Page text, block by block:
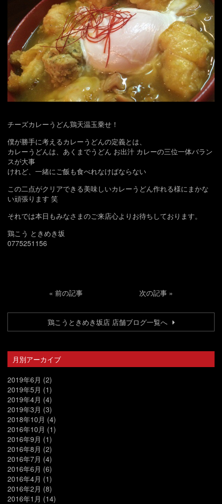
チーズカレーうどん鶏天温玉乗せ！
僕が勝手に考えるカレーうどんの定義とは、
カレーうどんは、あくまでうどん お出汁 カレーの三位一体バラン
スが大事
けれど、一緒にご飯も食べれなけばならない
この二点がクリアできる美味しいカレーうどん作れる様にまかな
い頑張ります 笑
それでは本日もみなさまのご来店心よりお待ちしております。
鶏こう ときめき坂
0775251156
« 前の記事 次の記事 »
鶏こうときめき坂店 店舗ブログ一覧へ
月別アーカイブ
2019年6月 (2)
2019年5月 (1)
2019年4月 (4)
2019年3月 (3)
2018年10月 (4)
2016年10月 (1)
2016年9月 (1)
2016年8月 (2)
2016年7月 (4)
2016年6月 (6)
2016年4月 (1)
2016年2月 (8)
2016年1月 (14)